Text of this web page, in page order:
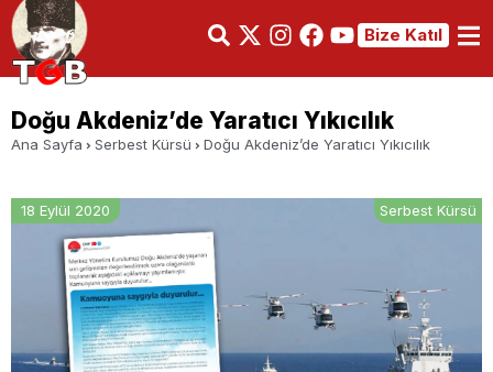
Bize Katıl
Doğu Akdeniz’de Yaratıcı Yıkıcılık
Ana Sayfa Serbest Kürsü Doğu Akdeniz’de Yaratıcı Yıkıcılık
18 Eylül 2020 Serbest Kürsü